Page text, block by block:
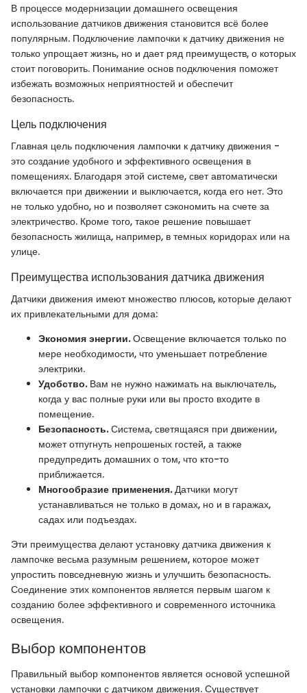
В процессе модернизации домашнего освещения
использование датчиков движения становится всё более
популярным. Подключение лампочки к датчику движения не
только упрощает жизнь, но и дает ряд преимуществ, о которых
стоит поговорить. Понимание основ подключения поможет
избежать возможных неприятностей и обеспечит
безопасность.
Цель подключения
Главная цель подключения лампочки к датчику движения -
это создание удобного и эффективного освещения в
помещениях. Благодаря этой системе, свет автоматически
включается при движении и выключается, когда его нет. Это
не только удобно, но и позволяет сэкономить на счете за
электричество. Кроме того, такое решение повышает
безопасность жилища, например, в темных коридорах или на
улице.
Преимущества использования датчика движения
Датчики движения имеют множество плюсов, которые делают
их привлекательными для дома:
Экономия энергии.Освещение включается только по
мере необходимости, что уменьшает потребление
электрики.
Удобство.Вам не нужно нажимать на выключатель,
когда у вас полные руки или вы просто входите в
помещение.
Безопасность.Система, светящаяся при движении,
может отпугнуть непрошеных гостей, а также
предупредить домашних о том, что кто-то
приближается.
Многообразие применения.Датчики могут
устанавливаться не только в домах, но и в гаражах,
садах или подъездах.
Эти преимущества делают установку датчика движения к
лампочке весьма разумным решением, которое может
упростить повседневную жизнь и улучшить безопасность.
Соединение этих компонентов является первым шагом к
созданию более эффективного и современного источника
освещения.
Выбор компонентов
Правильный выбор компонентов является основой успешной
установки лампочки с датчиком движения. Существует